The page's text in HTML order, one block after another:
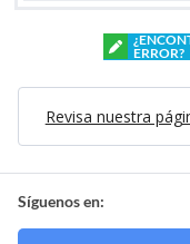
ERROR?
Revisa nuestra
Síguenos en: